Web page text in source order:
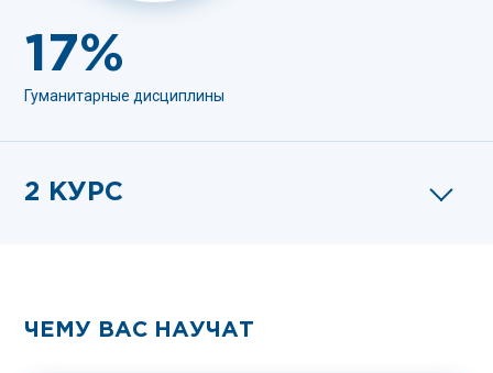
17%
Гуманитарные дисциплины
2 КУРС
ЧЕМУ ВАС НАУЧАТ